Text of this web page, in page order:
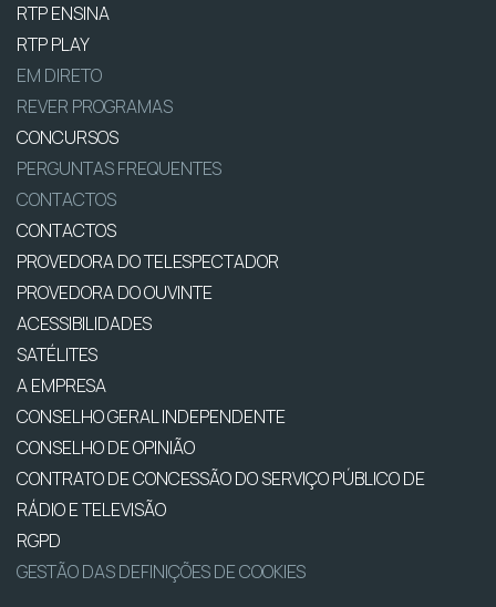
RTP ENSINA
RTP PLAY
EM DIRETO
REVER PROGRAMAS
CONCURSOS
PERGUNTAS FREQUENTES
CONTACTOS
CONTACTOS
PROVEDORA DO TELESPECTADOR
PROVEDORA DO OUVINTE
ACESSIBILIDADES
SATÉLITES
A EMPRESA
CONSELHO GERAL INDEPENDENTE
CONSELHO DE OPINIÃO
CONTRATO DE CONCESSÃO DO SERVIÇO PÚBLICO DE
RÁDIO E TELEVISÃO
RGPD
GESTÃO DAS DEFINIÇÕES DE COOKIES